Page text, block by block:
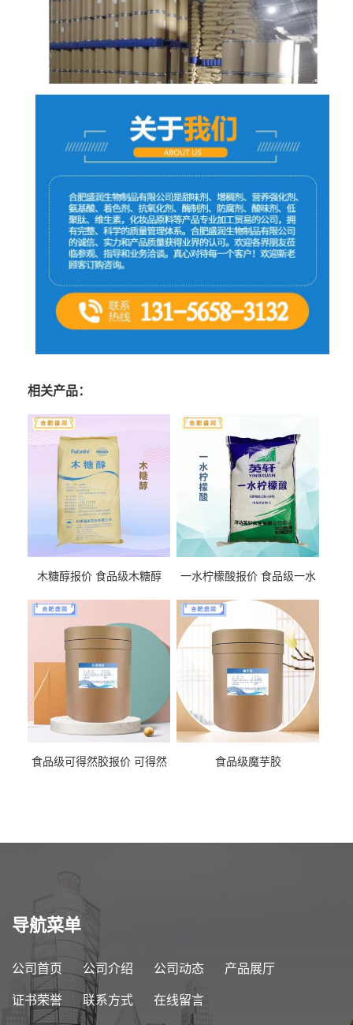
相关产品：
木糖醇报价 食品级木糖醇
一水柠檬酸报价 食品级一水
食品级可得然胶报价 可得然
食品级魔芋胶
导航菜单
公司首页 公司介绍 公司动态 产品展厅
证书荣誉 联系方式 在线留言